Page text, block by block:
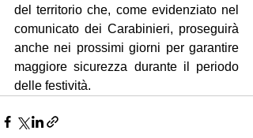
del territorio che, come evidenziato nel
comunicato dei Carabinieri, proseguirà
anche nei prossimi giorni per garantire
maggiore sicurezza durante il periodo
delle festività.